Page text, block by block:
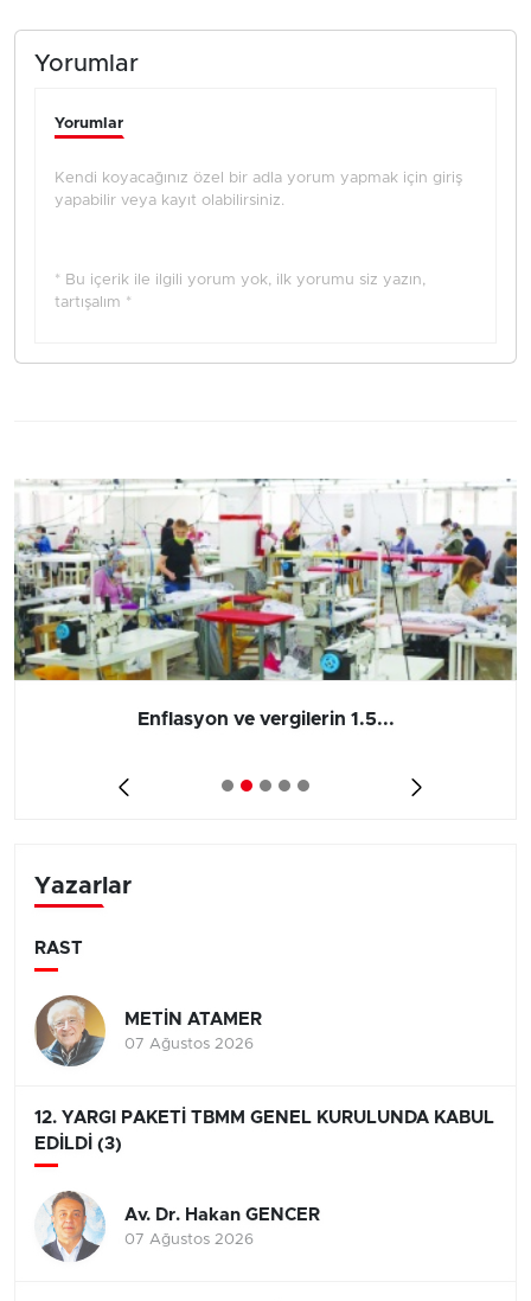
Yorumlar
Yorumlar
Kendi koyacağınız özel bir adla yorum yapmak için giriş
yapabilir veya kayıt olabilirsiniz.
* Bu içerik ile ilgili yorum yok, ilk yorumu siz yazın,
tartışalım *
Enflasyon ve vergilerin 1.5...
Yazarlar
RAST
METİN ATAMER
07 Ağustos 2026
12. YARGI PAKETİ TBMM GENEL KURULUNDA KABUL
EDİLDİ (3)
Av. Dr. Hakan GENCER
07 Ağustos 2026